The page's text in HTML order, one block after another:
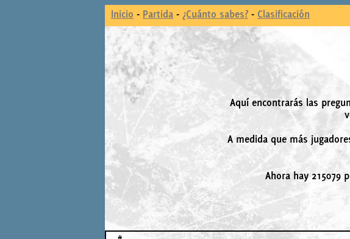
Inicio - Partida - ¿Cuánto sabes? - Clasificación
Aquí encontrarás las
A medida que más
Ahora hay 215079